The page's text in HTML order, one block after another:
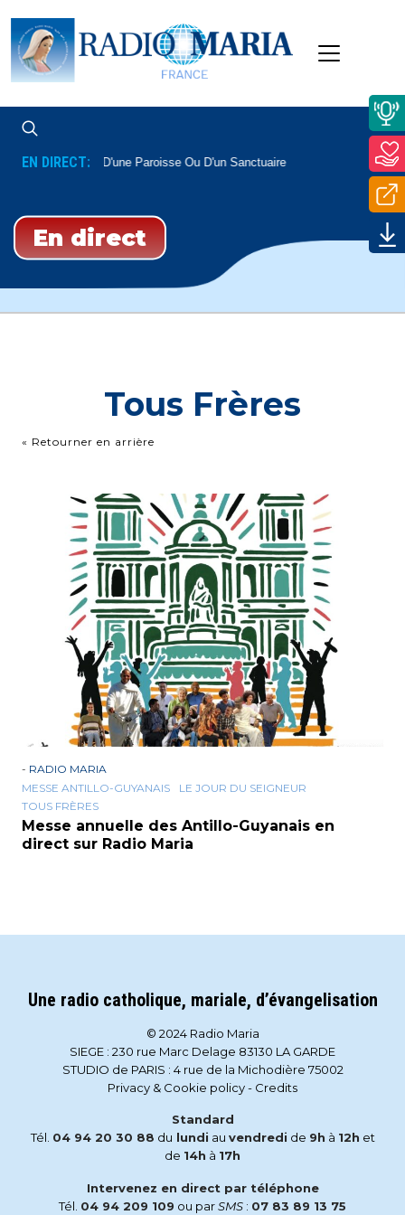
EN DIRECT:
En Direct D'une Paroisse Ou D'un Sanctuaire
En direct
Tous Frères
« Retourner en arrière
- RADIO MARIA
MESSE ANTILLO-GUYANAIS
LE JOUR DU SEIGNEUR
TOUS FRÈRES
Messe annuelle des Antillo-Guyanais en
direct sur Radio Maria
Une radio catholique, mariale, d’évangelisation
© 2024 Radio Maria
SIEGE : 230 rue Marc Delage 83130 LA GARDE
STUDIO de PARIS : 4 rue de la Michodière 75002
Privacy & Cookie policy- Credits
Standard
Tél. 04 94 20 30 88 du lundi au vendredi de 9h à 12h et
de 14h à 17h
Intervenez en direct par téléphone
Tél. 04 94 209 109 ou parSMS : 07 83 89 13 75